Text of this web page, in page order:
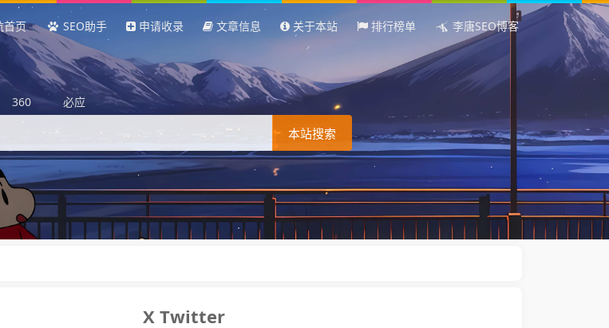
首页 SEO助手 申请收录 文章信息 关于本站 排行榜单 李唐SEO博客
360 必应
本站搜索
X Twitter